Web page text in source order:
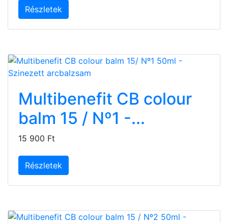
Részletek
Multibenefit CB colour
balm 15 / Nº1 -...
15 900 Ft
Részletek